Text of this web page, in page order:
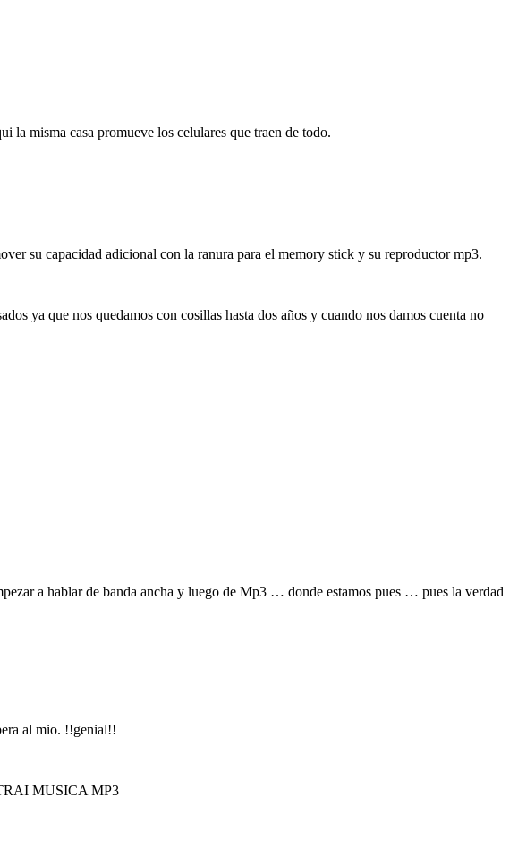
la misma casa promueve los celulares que traen de todo.
su capacidad adicional con la ranura para el memory stick y su reproductor mp3.
ya que nos quedamos con cosillas hasta dos años y cuando nos damos cuenta no
a hablar de banda ancha y luego de Mp3 … donde estamos pues … pues la verdad
al mio. !!genial!!
MUSICA MP3